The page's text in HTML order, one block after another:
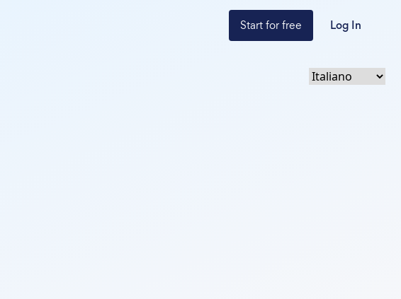
Start for free Log In